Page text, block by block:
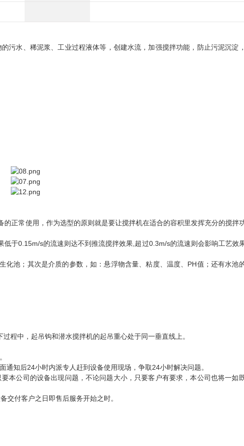
污水、稀泥浆、工业过程液体等，创建水流，加强搅拌功能，防止污泥沉淀
正常使用，作为选型的原则就是要让搅拌机在适合的容积里发挥充分的搅拌
于0.15m/s的流速则达不到推流搅拌效果,超过0.3m/s的流速则会影响工艺效
化池；其次是介质的参数，如：悬浮物含量、粘度、温度、PH值；还有水池
程中，起吊钩和潜水搅拌机的起吊重心处于同一垂直线上。
知后24小时内派专人赶到设备使用现场，争取24小时解决问题。
本公司的设备出现问题，不论问题大小，只要客户有要求，本公司也将一如
交付客户之日即售后服务开始之时。